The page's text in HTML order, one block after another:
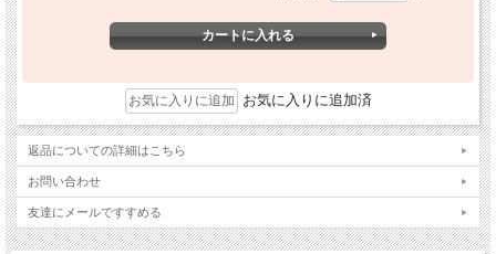
お気に入りに追加済
返品についての詳細はこちら
お問い合わせ
友達にメールですすめる